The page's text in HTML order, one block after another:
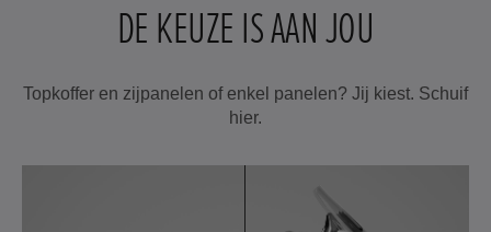
DE KEUZE IS AAN JOU
Topkoffer en zijpanelen of enkel panelen? Jij kiest. Schuif
hier.